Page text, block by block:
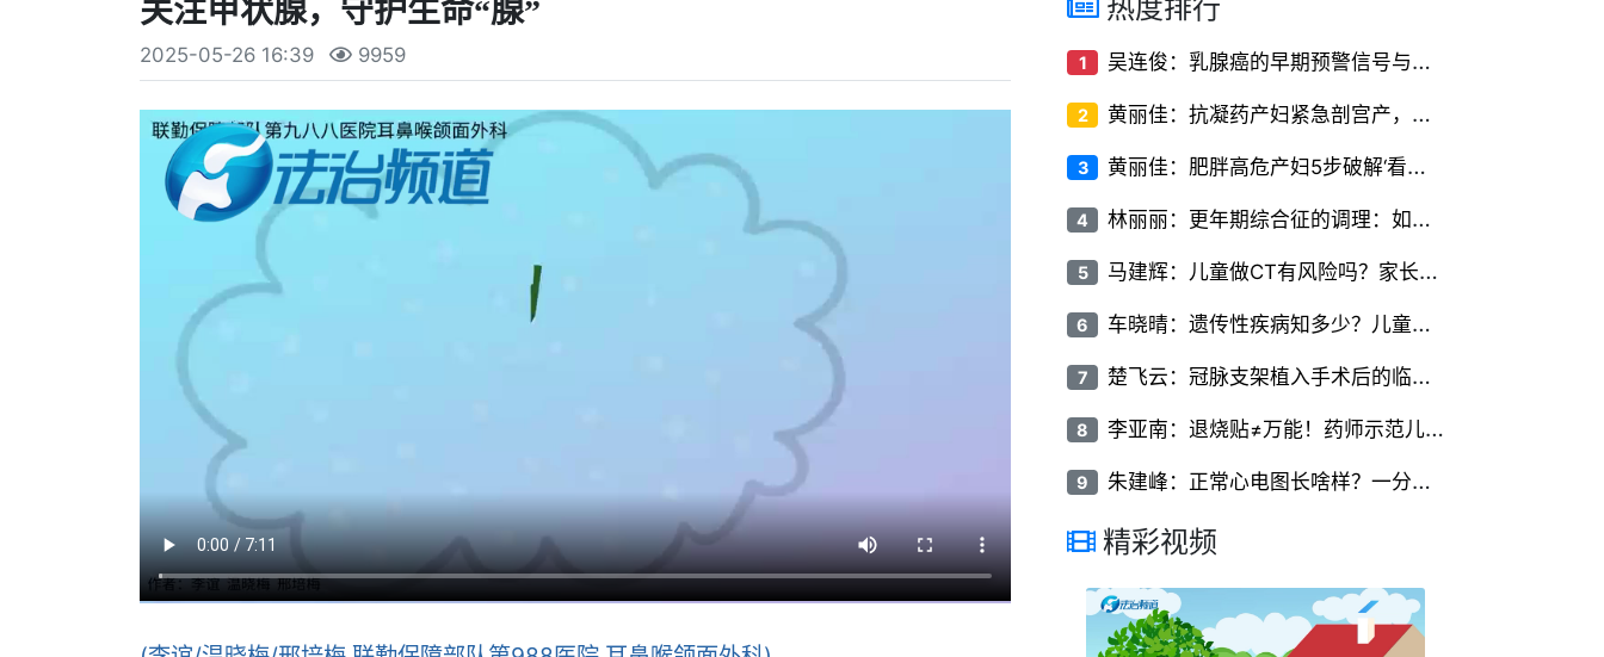
关注甲状腺，守护生命“腺”
2025-05-26 16:39 9959
热度排行
1 吴
连俊：乳腺癌的早期预警信号与筛查方法
2 黄
丽佳：抗凝药产妇紧急剖宫产，椎管内麻醉的‘停药时间窗’解密
3 黄
丽佳：肥胖高危产妇5步破解‘看不见的椎间隙’
4 林
丽丽：更年期综合征的调理：如何平稳度过更年期
5 马
建辉：儿童做CT有风险吗？家长必知的儿科CT检查常识
6 车
晓晴：遗传性疾病知多少？儿童常见遗传病的类型与症状
7 楚
飞云：冠脉支架植入手术后的临床护理要点有哪些
8 李
亚南：退烧贴≠万能！药师示范儿童额头/腋下交替贴敷法+超过38.5℃必须联用口服药
9 朱
建峰：正常心电图长啥样？一分钟看懂P波、QRS波和T波
精彩视频